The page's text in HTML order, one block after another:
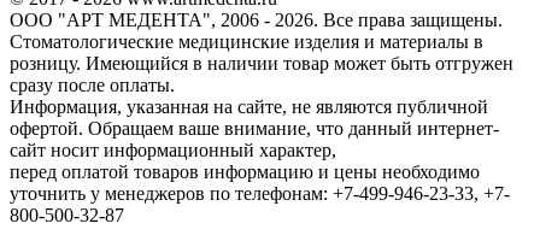
ООО "АРТ МЕДЕНТА", 2006 - 2026. Все права защищены.
Стоматологические медицинские изделия и материалы в
розницу. Имеющийся в наличии товар может быть отгружен
сразу после оплаты.
Информация, указанная на сайте, не являются публичной
офертой. Обращаем ваше внимание, что данный интернет-
сайт носит информационный характер,
перед оплатой товаров информацию и цены необходимо
уточнить у менеджеров по телефонам: +7-499-946-23-33, +7-
800-500-32-87